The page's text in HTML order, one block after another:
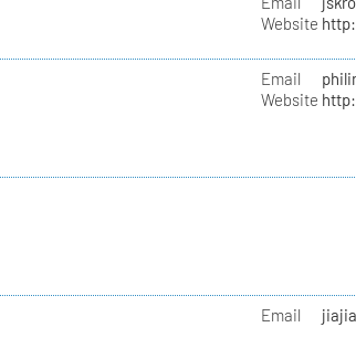
Website
Email
Website
Email